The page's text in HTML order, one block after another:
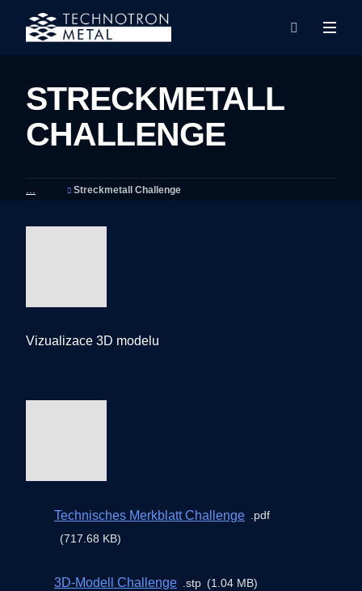
STRECKMETALL
CHALLENGE
Streckmetall Challenge
Vizualizace 3D modelu
Technisches Merkblatt Challenge
pdf
717.68 KB
3D-Modell Challenge stp 1.04 MB